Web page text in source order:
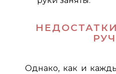
Однако, как и